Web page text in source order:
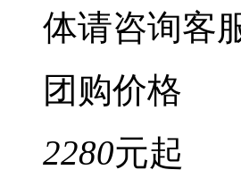
体请咨询客
团购价格
2280元起